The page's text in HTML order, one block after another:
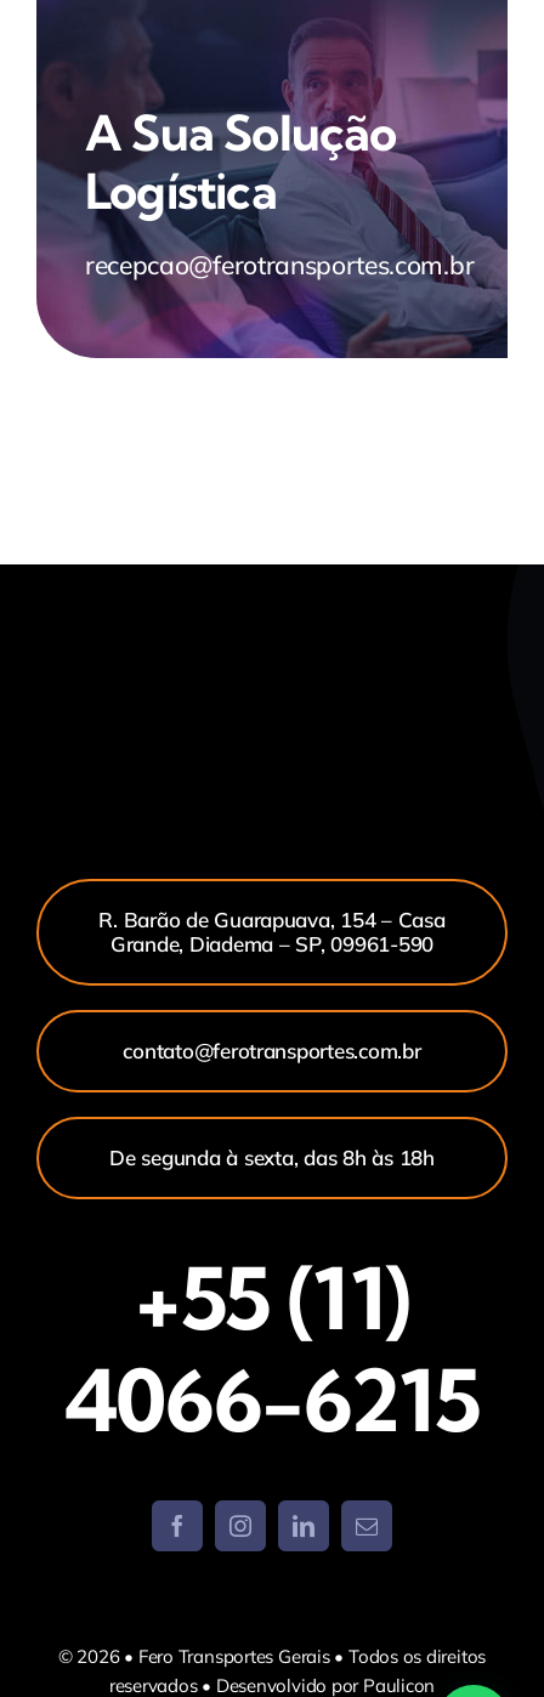
A Sua Solução
Logística
recepcao@ferotransportes.com.br
R. Barão de Guarapuava, 154 – Casa
Grande, Diadema – SP, 09961-590
contato@ferotransportes.com.br
De segunda à sexta, das 8h às 18h
+55 (11)
4066-6215
© 2026 • Fero Transportes Gerais • Todos os direitos
reservados • Desenvolvido por Paulicon